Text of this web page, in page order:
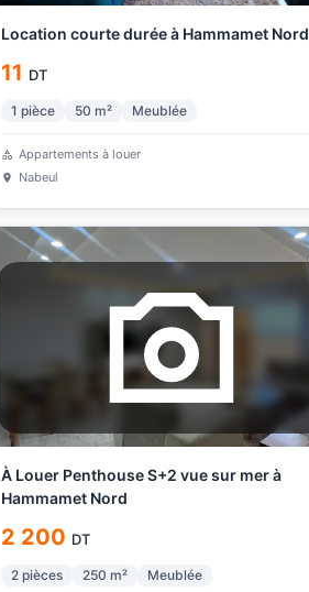
Location courte durée à Hammamet Nord
11 DT
1 pièce 50 m² Meublée
Appartements à louer
Nabeul
À Louer Penthouse S+2 vue sur mer à
Hammamet Nord
2 200 DT
2 pièces 250 m² Meublée